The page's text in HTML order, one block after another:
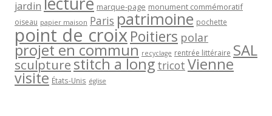
jardin marque-page monument commémoratif
oiseau papier maison Paris patrimoine pochette
point de croixPoitiers polar
projet en commun recyclage rentrée littéraire SAL
sculpturestitch a long tricot Vienne
visite États-Unis église